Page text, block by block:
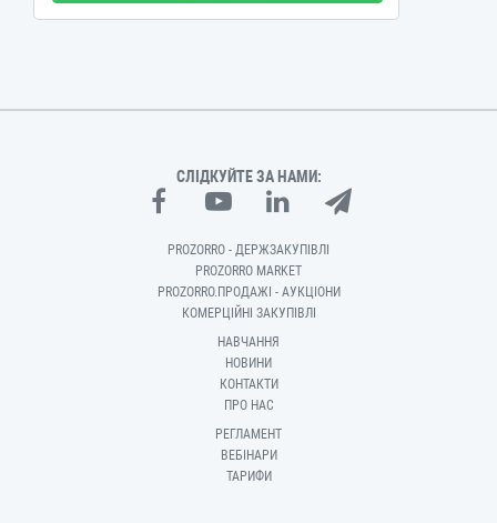
СЛІДКУЙТЕ ЗА НАМИ:
PROZORRO - ДЕРЖЗАКУПІВЛІ
PROZORRO MARKET
PROZORRO.ПРОДАЖІ - АУКЦІОНИ
КОМЕРЦІЙНІ ЗАКУПІВЛІ
НАВЧАННЯ
НОВИНИ
КОНТАКТИ
ПРО НАС
РЕГЛАМЕНТ
ВЕБІНАРИ
ТАРИФИ